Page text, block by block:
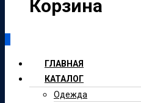
Корзина
ГЛАВНАЯ
КАТАЛОГ
Одежда